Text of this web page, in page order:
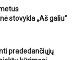
stovykla „Aš galiu“
pradedančiųjų